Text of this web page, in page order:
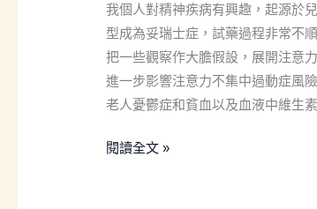
我個人對精神疾病有興趣，起源於
型成為妥瑞士症，試藥過程非常不
把一些觀察作大膽假設，展開注意
進一步影響注意力不集中過動症風
老人憂鬱症和貧血以及血液中維生
精
神
疾
病
的
預
閱讀全文 »